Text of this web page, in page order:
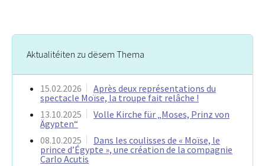
Aktualitéiten zu dësem Thema
15.02.2026
Après deux représentations du
spectacle Moïse, la troupe fait relâche !
13.10.2025
Volle Kirche für „Moses, Prinz von
Ägypten“
08.10.2025
Dans les coulisses de « Moïse, le
prince d’Égypte », une création de la compagnie
Carlo Acutis